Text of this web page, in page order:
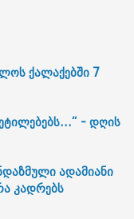
ქალაქებში 7
- დღის
ადამიანი
კადრებს